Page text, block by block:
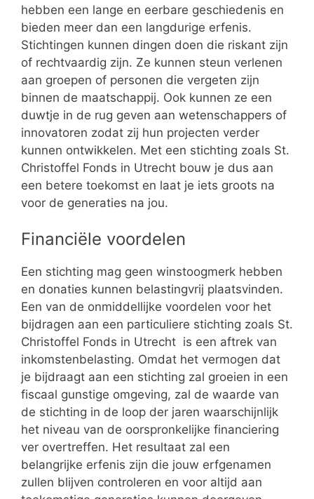
hebben een lange en eerbare geschiedenis en
bieden meer dan een langdurige erfenis.
Stichtingen kunnen dingen doen die riskant zijn
of rechtvaardig zijn. Ze kunnen steun verlenen
aan groepen of personen die vergeten zijn
binnen de maatschappij. Ook kunnen ze een
duwtje in de rug geven aan wetenschappers of
innovatoren zodat zij hun projecten verder
kunnen ontwikkelen. Met een stichting zoals St.
Christoffel Fonds in Utrecht bouw je dus aan
een betere toekomst en laat je iets groots na
voor de generaties na jou.
Financiële voordelen
Een stichting mag geen winstoogmerk hebben
en donaties kunnen belastingvrij plaatsvinden.
Een van de onmiddellijke voordelen voor het
bijdragen aan een particuliere stichting zoals St.
Christoffel Fonds in Utrecht is een aftrek van
inkomstenbelasting. Omdat het vermogen dat
je bijdraagt aan een stichting zal groeien in een
fiscaal gunstige omgeving, zal de waarde van
de stichting in de loop der jaren waarschijnlijk
het niveau van de oorspronkelijke financiering
ver overtreffen. Het resultaat zal een
belangrijke erfenis zijn die jouw erfgenamen
zullen blijven controleren en voor altijd aan